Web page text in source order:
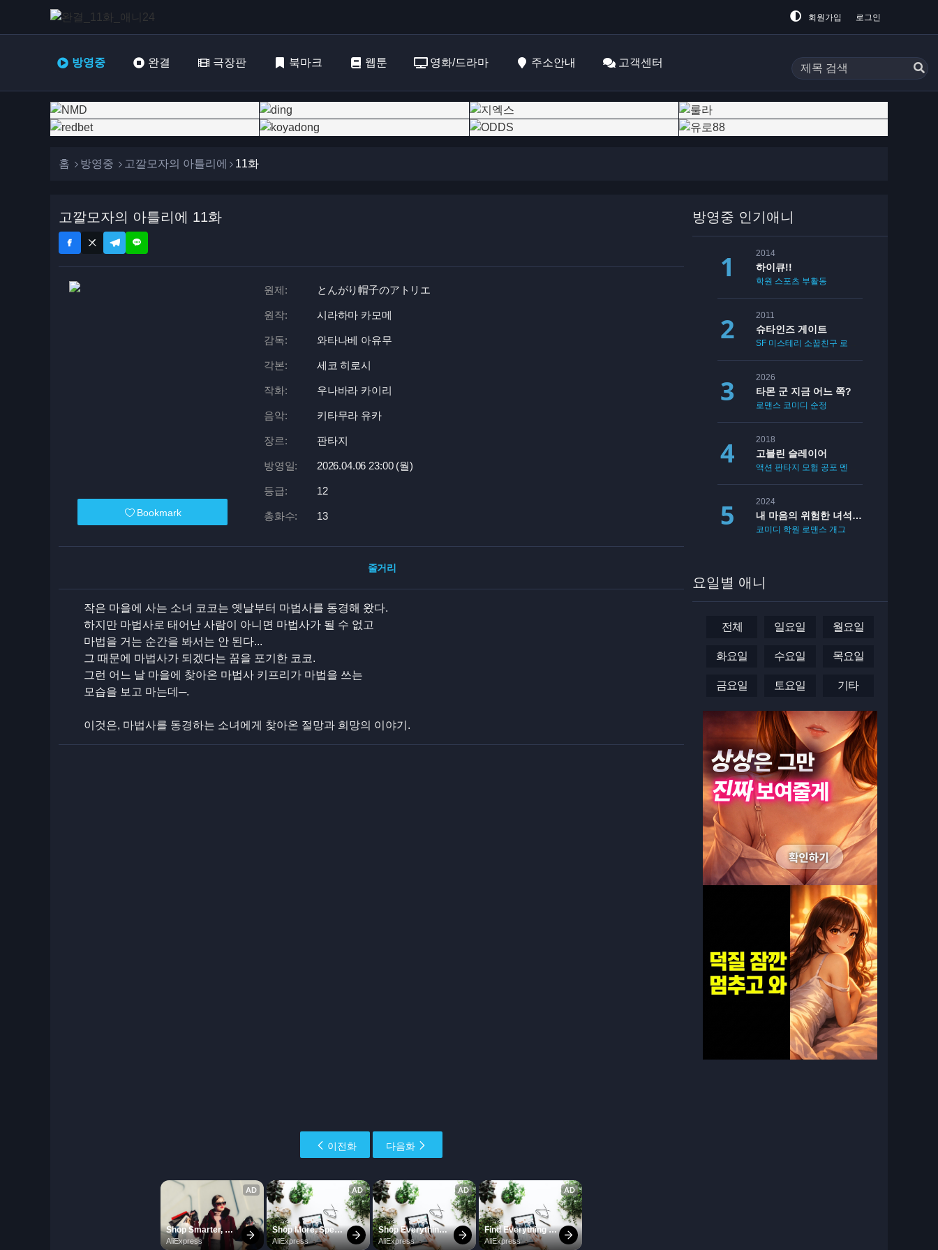
회원가입 로그인
방영중 완결 극장판 북마크 웹툰 영화/드라마 주소안내 고객센터
홈 방영중 고깔모자의 아틀리에 11화
고깔모자의 아틀리에 11화
Bookmark
원제: とんがり帽子のアトリエ
원작: 시라하마 카모메
감독: 와타나베 아유무
각본: 세코 히로시
작화: 우나바라 카이리
음악: 키타무라 유카
장르: 판타지
방영일: 2026.04.06 23:00 (월)
등급: 12
총화수: 13
줄거리
작은 마을에 사는 소녀 코코는 옛날부터 마법사를 동경해 왔다.
하지만 마법사로 태어난 사람이 아니면 마법사가 될 수 없고
마법을 거는 순간을 봐서는 안 된다...
그 때문에 마법사가 되겠다는 꿈을 포기한 코코.
그런 어느 날 마을에 찾아온 마법사 키프리가 마법을 쓰는
모습을 보고 마는데─.
이것은, 마법사를 동경하는 소녀에게 찾아온 절망과 희망의 이야기.
이전화 다음화
방영중 인기애니
2014
하이큐!!
학원 스포츠 부활동
2011
슈타인즈 게이트
SF 미스테리 소꿉친구 로맨스
2026
타몬 군 지금 어느 쪽?
로맨스 코미디 순정
2018
고블린 슬레이어
액션 판타지 모험 공포 멘붕
2024
내 마음의 위험한 녀석 2기
코미디 학원 로맨스 개그
요일별 애니
전체 일요일 월요일
화요일 수요일 목요일
금요일 토요일 기타